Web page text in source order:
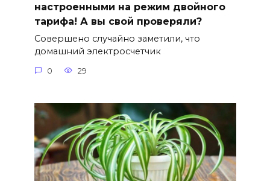
настроенными на режим двойного
тарифа! А вы свой проверяли?
Совершено случайно заметили, что
домашний электросчетчик
0 29